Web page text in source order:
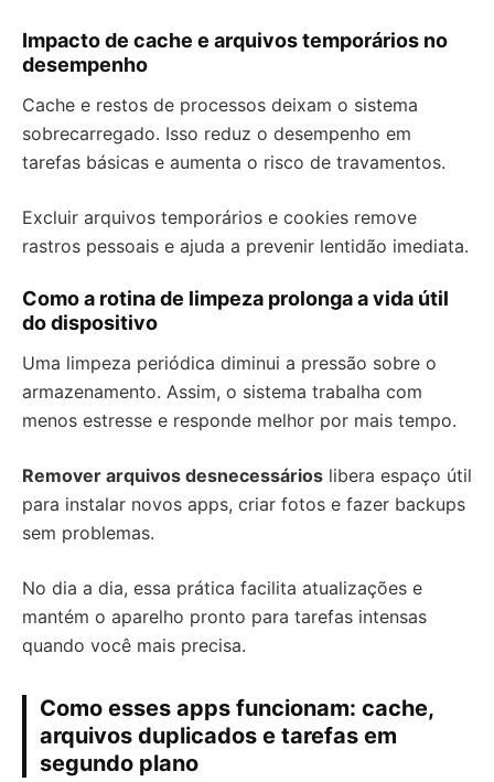
Impacto de cache e arquivos temporários no
desempenho
Cache e restos de processos deixam o sistema
sobrecarregado. Isso reduz o desempenho em
tarefas básicas e aumenta o risco de travamentos.
Excluir arquivos temporários e cookies remove
rastros pessoais e ajuda a prevenir lentidão imediata.
Como a rotina de limpeza prolonga a vida útil
do dispositivo
Uma limpeza periódica diminui a pressão sobre o
armazenamento. Assim, o sistema trabalha com
menos estresse e responde melhor por mais tempo.
Remover arquivos desnecessários libera espaço útil
para instalar novos apps, criar fotos e fazer backups
sem problemas.
No dia a dia, essa prática facilita atualizações e
mantém o aparelho pronto para tarefas intensas
quando você mais precisa.
Como esses apps funcionam: cache,
arquivos duplicados e tarefas em
segundo plano